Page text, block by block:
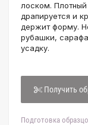
лоском.
драпируется и
держит форму.
рубашки,
усадку.
Получить
Подготовка